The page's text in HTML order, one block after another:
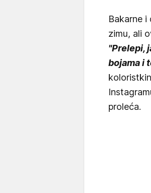
Bakarne i
zimu, ali
"Prelepi,
bojama i
proleća.